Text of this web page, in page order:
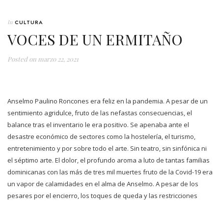
In CULTURA
VOCES DE UN ERMITAÑO
Posted on marzo 22, 2021
Anselmo Paulino Roncones era feliz en la pandemia. A pesar de un
sentimiento agridulce, fruto de las nefastas consecuencias, el
balance tras el inventario le era positivo. Se apenaba ante el
desastre económico de sectores como la hostelería, el turismo,
entretenimiento y por sobre todo el arte. Sin teatro, sin sinfónica ni
el séptimo arte. El dolor, el profundo aroma a luto de tantas familias
dominicanas con las más de tres mil muertes fruto de la Covid-19 era
un vapor de calamidades en el alma de Anselmo. A pesar de los
pesares por el encierro, los toques de queda y las restricciones